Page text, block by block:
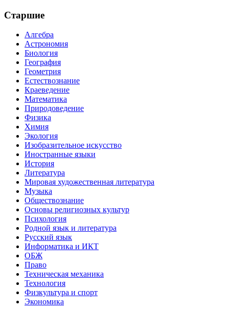
Старшие
Алгебра
Астрономия
Биология
География
Геометрия
Естествознание
Краеведение
Математика
Природоведение
Физика
Химия
Экология
Изобразительное искусство
Иностранные языки
История
Литература
Мировая художественная литература
Музыка
Обществознание
Основы религиозных культур
Психология
Родной язык и литература
Русский язык
Информатика и ИКТ
ОБЖ
Право
Техническая механика
Технология
Физкультура и спорт
Экономика